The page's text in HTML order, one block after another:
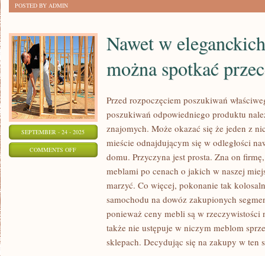
BIZNESÓW
POSTED BY ADMIN
SEPTEMBER - 24 - 2025
COMMENTS OFFON
Nawet w
można spotkać
Przed rozpoczęciem poszukiwań
poszukiwań odpowiedniego produktu
znajomych. Może okazać się że jeden z
mieście odnajdującym się w odległości
domu. Przyczyna jest prosta. Zna on
meblami po cenach o jakich w naszej
marzyć. Co więcej, pokonanie tak
samochodu na dowóz zakupionych
ponieważ ceny mebli są w rzeczywistości
także nie ustępuje w niczym meblom
sklepach. Decydując się na zakupy w ten